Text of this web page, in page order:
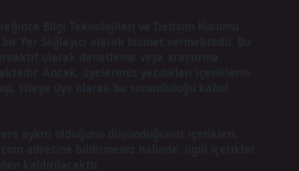
Bilgi Teknolojileri ve İletişim Kurumu
bir Yer Sağlayıcı olarak hizmet vermektedir. Bu
olarak denetleme veya araştırma
Ancak, üyelerimiz yazdıkları içeriklerin
aykırı olduğunu düşündüğünüz içerikleri,